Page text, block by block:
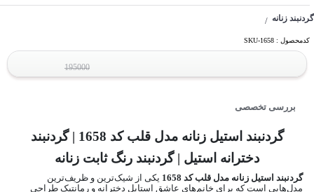
گردنبند زنانه /
کدمحصول : SKU-1658
195000
بررسی تخصصی
گردنبند استیل زنانه مدل قلب کد 1658 | گردنبند
دخترانه استیل | گردنبند رنگ ثابت زنانه
گردنبند استیل زنانه مدل قلب کد 1658
یکی از شیک‌ترین و ظریف‌ترین
مدل‌هایی است که برای خانم‌های عاشق استایل دخترانه و رمانتیک طراحی